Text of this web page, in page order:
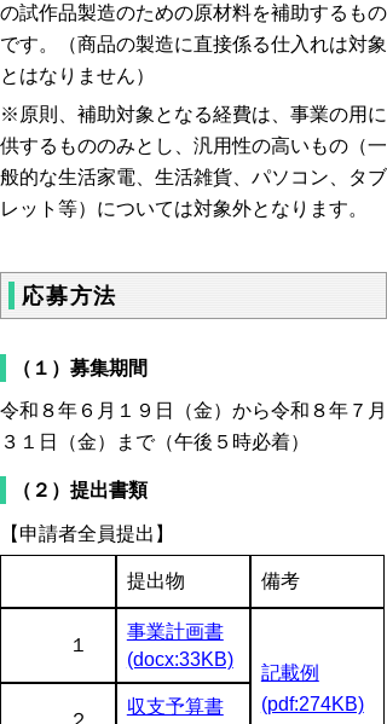
の試作品製造のための原材料を補助するもの
です。（商品の製造に直接係る仕入れは対象
とはなりません）
※原則、補助対象となる経費は、事業の用に
供するもののみとし、汎用性の高いもの（一
般的な生活家電、生活雑貨、パソコン、タブ
レット等）については対象外となります。
応募方法
（１）募集期間
令和８年６月１９ 日（金）から令和８年７月
３１日（金）まで（午後５時必着）
（２）提出書類
【申請者全員提出】
提出物 備考
１
事業計画書
(docx:33KB)
記載例
(pdf:274KB)
２
収支予算書